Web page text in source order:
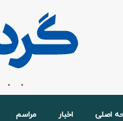
اصلی اخبار مراسم